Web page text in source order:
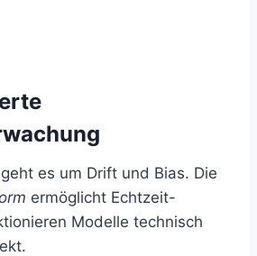
es um Drift und Bias. Die
ermöglicht Echtzeit-
Modelle technisch